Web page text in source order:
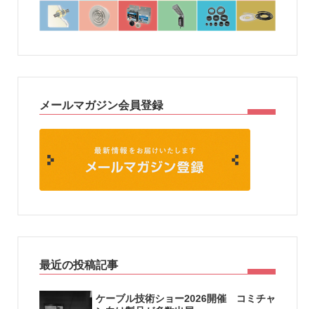
メールマガジン会員登録
最近の投稿記事
ケーブル技術ショー2026開催 コミチャ